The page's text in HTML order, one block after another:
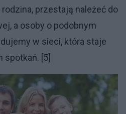
przestają należeć do
a osoby o podobnym
w sieci, która staje
spotkań. [5]